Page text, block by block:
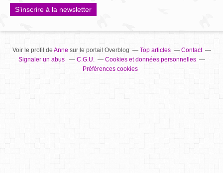
S'inscrire à la newsletter
Voir le profil de Annesur le portail Overblog Top articles
Contact
Signaler un abus
C.G.U.
Cookies et données personnelles
Préférences cookies